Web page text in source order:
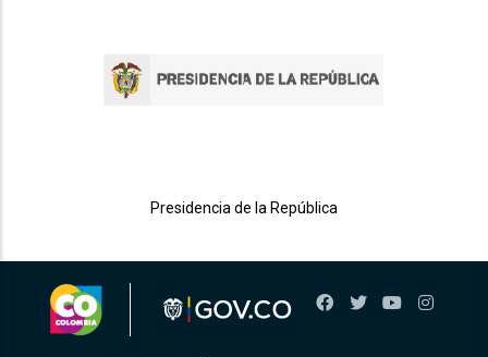
Presidencia de la República